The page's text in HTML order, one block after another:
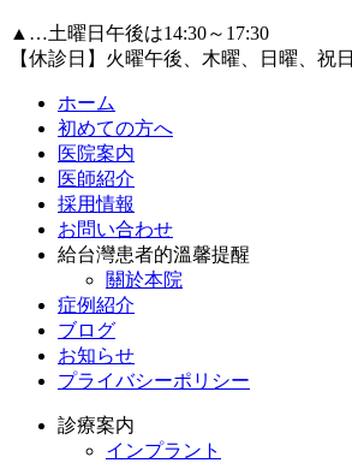
▲…土曜日午後は14:30～17:30
【休診日】火曜午後、木曜、日曜、祝日
ホーム
初めての方へ
医院案内
医師紹介
採用情報
お問い合わせ
給台灣患者的溫馨提醒
關於本院
症例紹介
ブログ
お知らせ
プライバシーポリシー
診療案内
インプラント